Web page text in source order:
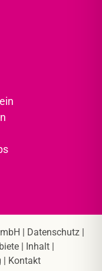
Datenschutz|
| Inhalt|
Kontakt